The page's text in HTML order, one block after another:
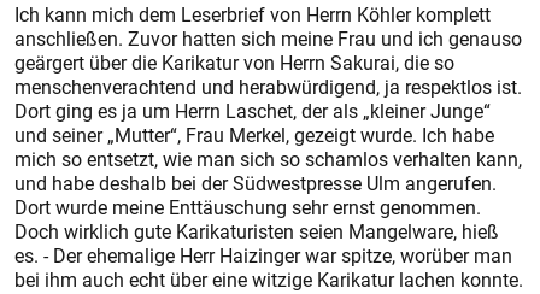
Ich kann mich dem Leserbrief von Herrn Köhler komplett
anschließen. Zuvor hatten sich meine Frau und ich genauso
geärgert über die Karikatur von Herrn Sakurai, die so
menschenverachtend und herabwürdigend, ja respektlos ist.
Dort ging es ja um Herrn Laschet, der als „kleiner Junge“
und seiner „Mutter“, Frau Merkel, gezeigt wurde. Ich habe
mich so entsetzt, wie man sich so schamlos verhalten kann,
und habe deshalb bei der Südwestpresse Ulm angerufen.
Dort wurde meine Enttäuschung sehr ernst genommen.
Doch wirklich gute Karikaturisten seien Mangelware, hieß
es. - Der ehemalige Herr Haizinger war spitze, worüber man
bei ihm auch echt über eine witzige Karikatur lachen konnte.